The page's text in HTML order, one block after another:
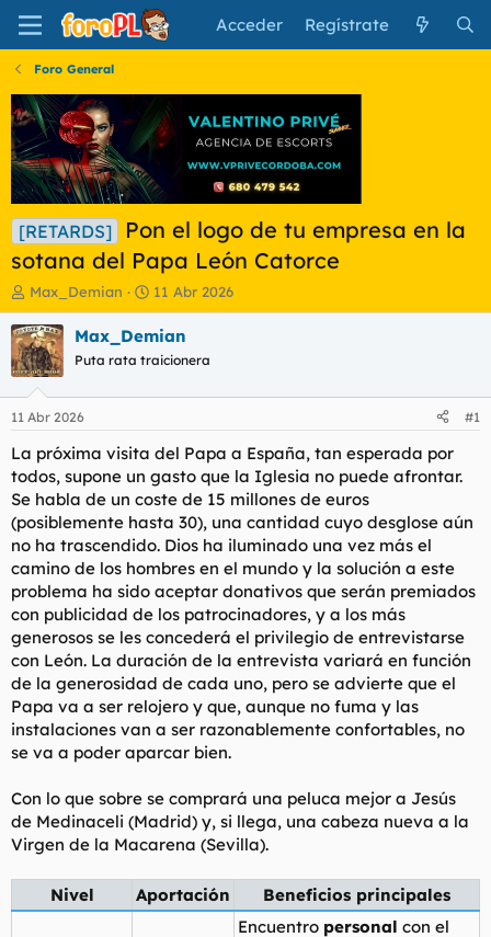
Acceder Regístrate
Foro General
[RETARDS]
Pon el logo de tu empresa en la
sotana del Papa León Catorce
I
n
i
c
i
a
d
o
r
d
e
l
t
e
m
a
Max_Demian
F
e
c
a
i
n
c
i
o
11 Abr 2026
Max_Demian
Puta rata traicionera
11 Abr 2026 #1
La próxima visita del Papa a España, tan esperada por
todos, supone un gasto que la Iglesia no puede afrontar.
Se habla de un coste de 15 millones de euros
(posiblemente hasta 30), una cantidad cuyo desglose aún
no ha trascendido. Dios ha iluminado una vez más el
camino de los hombres en el mundo y la solución a este
problema ha sido aceptar donativos que serán premiados
con publicidad de los patrocinadores, y a los más
generosos se les concederá el privilegio de entrevistarse
con León. La duración de la entrevista variará en función
de la generosidad de cada uno, pero se advierte que el
Papa va a ser relojero y que, aunque no fuma y las
instalaciones van a ser razonablemente confortables, no
se va a poder aparcar bien.
Con lo que sobre se comprará una peluca mejor a Jesús
de Medinaceli (Madrid) y, si llega, una cabeza nueva a la
Virgen de la Macarena (Sevilla).
Nivel Aportación Beneficios principales
Encuentro personal con el